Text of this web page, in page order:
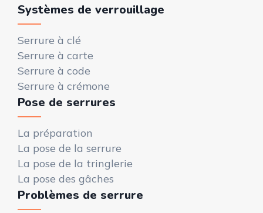
Systèmes de verrouillage
Serrure à clé
Serrure à carte
Serrure à code
Serrure à crémone
Pose de serrures
La préparation
La pose de la serrure
La pose de la tringlerie
La pose des gâches
Problèmes de serrure